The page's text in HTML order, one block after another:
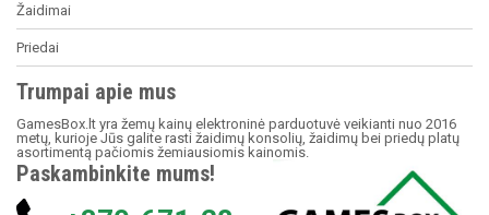
Žaidimai
Priedai
Trumpai apie mus
GamesBox.lt yra žemų kainų elektroninė parduotuvė veikianti nuo 2016
metų, kurioje Jūs galite rasti žaidimų konsolių, žaidimų bei priedų platų
asortimentą pačiomis žemiausiomis kainomis.
Paskambinkite mums!